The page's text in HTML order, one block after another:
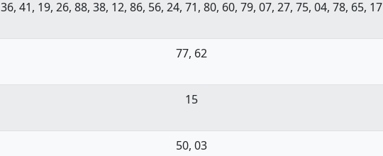
36, 41, 19, 26, 88, 38, 12, 86, 56, 24, 71, 80, 60, 79, 07, 27, 75, 04, 78, 65, 17
77, 62
15
50, 03